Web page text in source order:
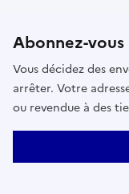
Abonnez-
Vous décidez des
arrêter. Votre
ou revendue à des